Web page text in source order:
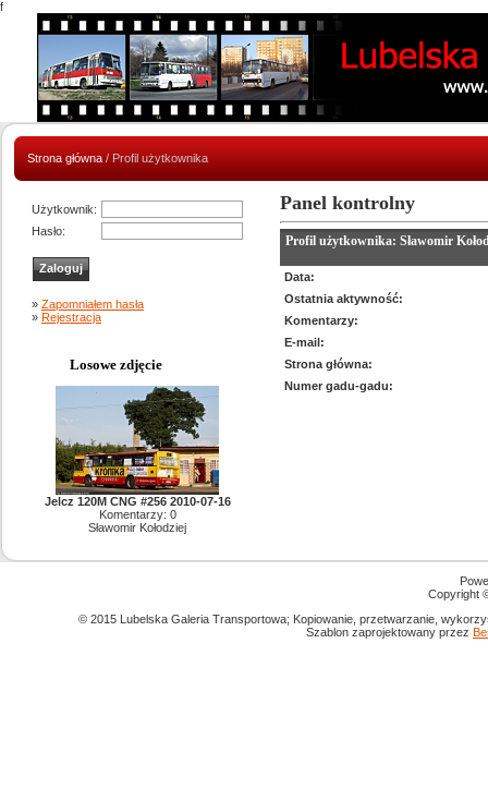
f
Strona główna / Profil użytkownika
Użytkownik:
Hasło:
» Zapomniałem hasła
» Rejestracja
Losowe zdjęcie
Jelcz 120M CNG #256 2010-07-16
Komentarzy: 0
Sławomir Kołodziej
Panel kontrolny
Profil użytkownika: Sławomir
Data:
Ostatnia aktywność:
Komentarzy:
E-mail:
Strona główna:
Numer gadu-gadu:
Copyright
© 2015 Lubelska Galeria Transportowa; Kopiowanie, przetwarzanie,
Szablon zaprojektowany przez